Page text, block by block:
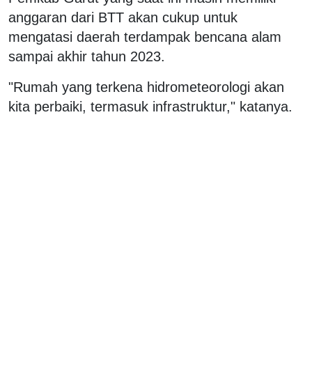
anggaran dari BTT akan cukup untuk
mengatasi daerah terdampak bencana alam
sampai akhir tahun 2023.
"Rumah yang terkena hidrometeorologi akan
kita perbaiki, termasuk infrastruktur," katanya.